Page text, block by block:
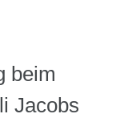
beim
Jacobs